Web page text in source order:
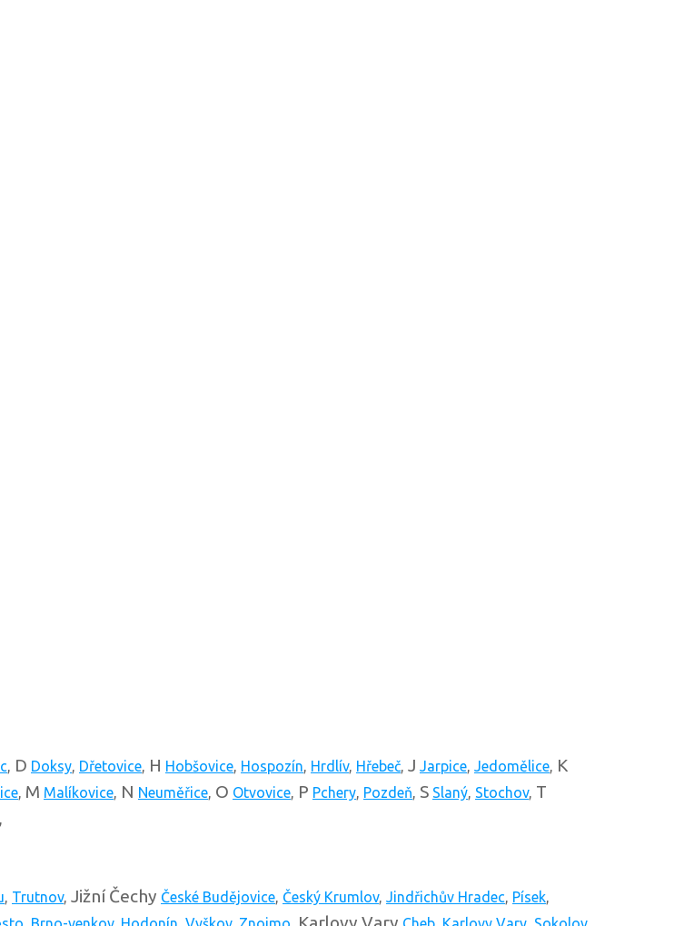
, D Doksy, Dřetovice, H Hobšovice, Hospozín, Hrdlív, Hřebeč, J Jarpice, Jedomělice, K
, M Malíkovice, N Neuměřice, O Otvovice, P Pchery, Pozdeň, S Slaný, Stochov, T
,
, Trutnov, Jižní Čechy České Budějovice, Český Krumlov, Jindřichův Hradec, Písek,